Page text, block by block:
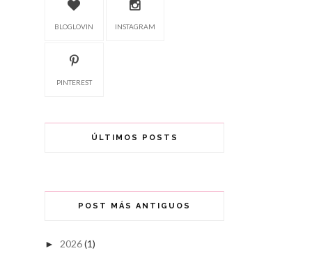
BLOGLOVIN INSTAGRAM
PINTEREST
ÚLTIMOS POSTS
POST MÁS ANTIGUOS
► 2026(1)